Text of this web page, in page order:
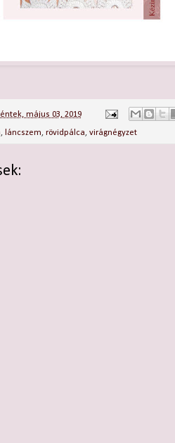
május 03, 2019
, láncszem, rövidpálca, virágnégyzet